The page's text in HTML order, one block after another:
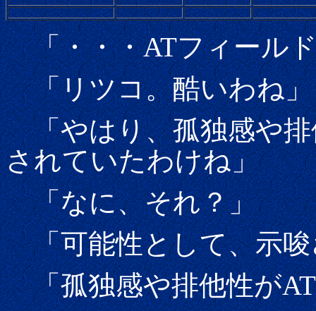
「・・・ATフィール
「リツコ。酷いわね」
「やはり、孤独感や排
されていたわけね」
「なに、それ？」
「可能性として、示唆
「孤独感や排他性が